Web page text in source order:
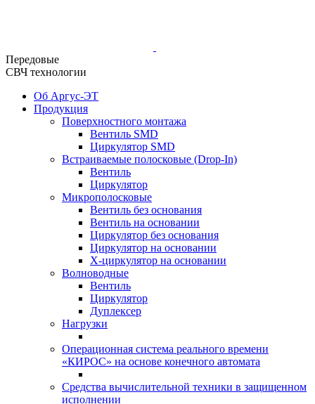
Передовые
СВЧ технологии
Об Аргус-ЭТ
Продукция
Поверхностного монтажа
Вентиль SMD
Циркулятор SMD
Встраиваемые полосковые (Drop-In)
Вентиль
Циркулятор
Микрополосковые
Вентиль без основания
Вентиль на основании
Циркулятор без основания
Циркулятор на основании
Х-циркулятор на основании
Волноводные
Вентиль
Циркулятор
Дуплексер
Нагрузки
Операционная система реального времени
«КИРОС» на основе конечного автомата
Средства вычислительной техники в защищенном
исполнении